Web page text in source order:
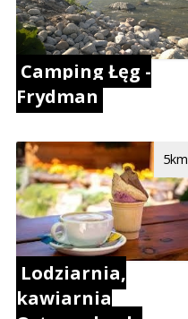
Camping Łęg -
Frydman
Lodziarnia,
kawiarnia
5km